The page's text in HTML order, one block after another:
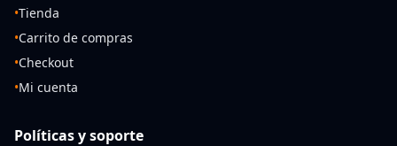
•Tienda
•Carrito de compras
•Checkout
•Mi cuenta
Políticas y soporte